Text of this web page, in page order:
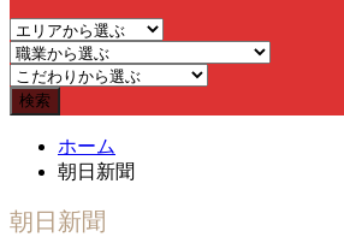
ホーム
朝日新聞
朝日新聞